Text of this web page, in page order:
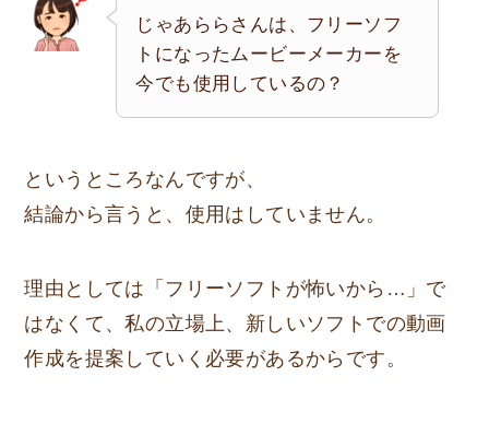
じゃあららさんは、フリーソフ
トになったムービーメーカーを
今でも使用しているの？
というところなんですが、
結論から言うと、使用はしていません。
理由としては「フリーソフトが怖いから…」で
はなくて、私の立場上、新しいソフトでの動画
作成を提案していく必要があるからです。